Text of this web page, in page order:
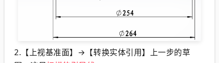
2.【上视基准面】→【转换实体引用】上一步的草